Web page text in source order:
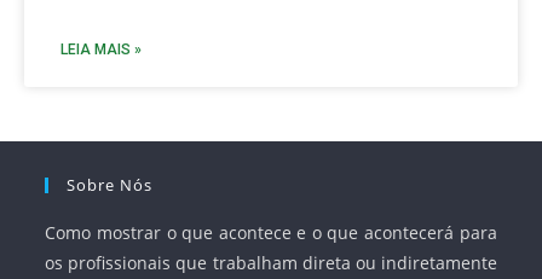
LEIA MAIS »
Sobre Nós
Como mostrar o que acontece e o que acontecerá para
os profissionais que trabalham direta ou indiretamente